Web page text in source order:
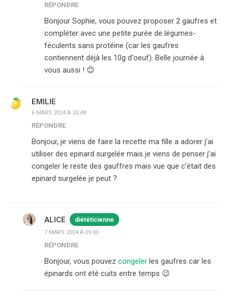
RÉPONDRE
Bonjour Sophie, vous pouvez proposer 2 gaufres et
compléter avec une petite purée de légumes-
féculents sans protéine (car les gaufres
contiennent déjà les 10g d'oeuf). Belle journée à
vous aussi ! 😊
EMILIE
6 MARS 2024 À 20:48
RÉPONDRE
Bonjour, je viens de faire la recette ma fille a adorer j’ai
utiliser des epinard surgelée mais je viens de penser j’ai
congeler le reste des gauffres mais vue que c’était des
epinard surgelée je peut ?
ALICE diététicienne
7 MARS 2024 À 09:00
RÉPONDRE
Bonjour, vous pouvez congeler les gaufres car les
épinards ont été cuits entre temps 😉